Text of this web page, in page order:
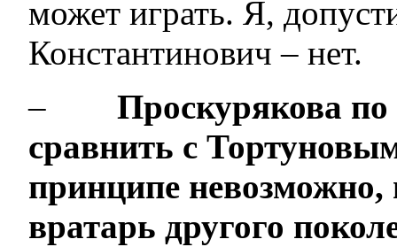
может играть. Я,
Константинович – нет.
– Проскурякова
сравнить с
принципе
вратарь другого